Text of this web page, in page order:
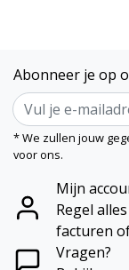
Abonneer je op
* We zullen jouw
voor ons.
Mijn
Regel
facturen
Vragen?